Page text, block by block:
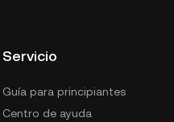
Servicio
Guía para principiantes
Centro de ayuda